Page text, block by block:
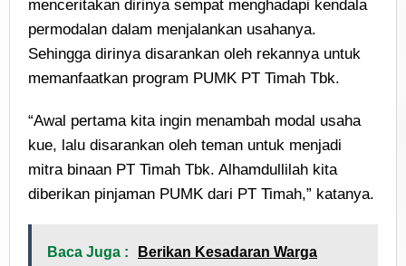
menceritakan dirinya sempat menghadapi kendala
permodalan dalam menjalankan usahanya.
Sehingga dirinya disarankan oleh rekannya untuk
memanfaatkan program PUMK PT Timah Tbk.
“Awal pertama kita ingin menambah modal usaha
kue, lalu disarankan oleh teman untuk menjadi
mitra binaan PT Timah Tbk. Alhamdullilah kita
diberikan pinjaman PUMK dari PT Timah,” katanya.
Baca Juga :
Berikan Kesadaran Warga